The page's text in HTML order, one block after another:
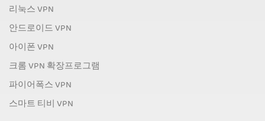
리눅스 VPN
안드로이드 VPN
아이폰 VPN
크롬 VPN 확장프로그램
파이어폭스 VPN
스마트 티비 VPN